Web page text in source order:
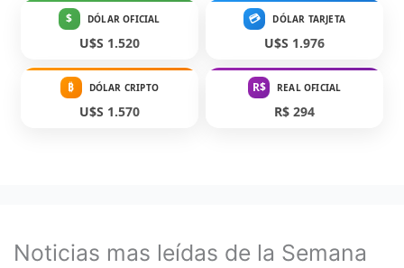
$ DÓLAR OFICIAL
U$S 1.520
💳 DÓLAR TARJETA
U$S 1.976
₿ DÓLAR CRIPTO
U$S 1.570
R$ REAL OFICIAL
R$ 294
Noticias mas leídas de la Semana